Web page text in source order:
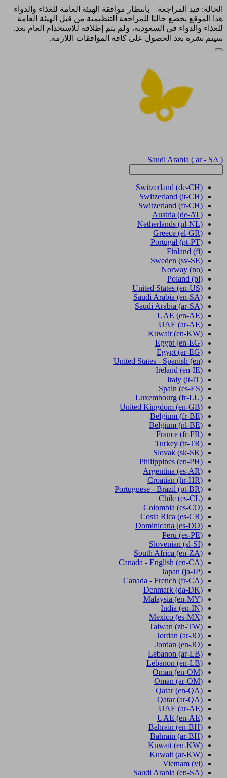
الحالة: قيد المراجعة – بانتظار موافقة الهيئة العامة للغذاء والدواء
هذا الموقع يخضع حاليًا للمراجعة التنظيمية من قبل الهيئة العامة
للغذاء والدواء في السعودية، ولم يتم إطلاقه للاستخدام العام بعد.
سيتم نشره بعد الحصول على كافة الموافقات اللازمة.
Saudi Arabia ( ar - SA )
Switzerland (de-CH)
Switzerland (it-CH)
Switzerland (fr-CH)
Austria (de-AT)
Netherlands (nl-NL)
Greece (el-GR)
Portugal (pt-PT)
Finland (fi)
Sweden (sv-SE)
Norway (no)
Poland (pl)
United States (en-US)
Saudi Arabia (en-SA)
Saudi Arabia (ar-SA)
UAE (en-AE)
UAE (ar-AE)
Kuwait (en-KW)
Egypt (en-EG)
Egypt (ar-EG)
United States - Spanish (en)
Ireland (en-IE)
Italy (it-IT)
Spain (es-ES)
Luxembourg (fr-LU)
United Kingdom (en-GB)
Belgium (fr-BE)
Belgium (nl-BE)
France (fr-FR)
Turkey (tr-TR)
Slovak (sk-SK)
Philippines (en-PH)
Argentina (es-AR)
Croatian (hr-HR)
Portuguese - Brazil (pt-BR)
Chile (es-CL)
Colombia (es-CO)
Costa Rica (es-CR)
Dominicana (es-DO)
Peru (es-PE)
Slovenian (sl-SI)
South Africa (en-ZA)
Canada - English (en-CA)
Japan (ja-JP)
Canada - French (fr-CA)
Denmark (da-DK)
Malaysia (en-MY)
India (en-IN)
Mexico (es-MX)
Taiwan (zh-TW)
Jordan (ar-JO)
Jordan (en-JO)
Lebanon (ar-LB)
Lebanon (en-LB)
Oman (en-OM)
Oman (ar-OM)
Qatar (en-QA)
Qatar (ar-QA)
UAE (ar-AE)
UAE (en-AE)
Bahrain (en-BH)
Bahrain (ar-BH)
Kuwait (en-KW)
Kuwait (ar-KW)
Vietnam (vi)
Saudi Arabia (en-SA)